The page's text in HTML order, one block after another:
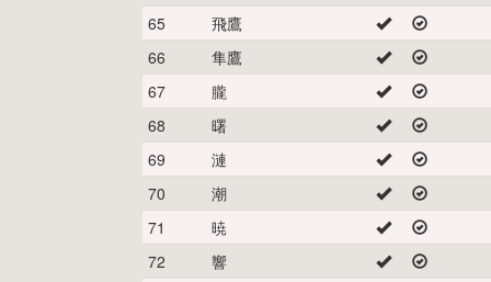
65
飛鷹
66
隼鷹
67
朧
68
曙
69
漣
70
潮
71
暁
72
響